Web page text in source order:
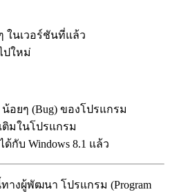
ในเวอร์ชันที่แล้ว
ปใหม่
อยๆ (Bug) ของโปรแกรม
ติมในโปรแกรม
กับ Windows 8.1 แล้ว
างผู้พัฒนา โปรแกรม (Program